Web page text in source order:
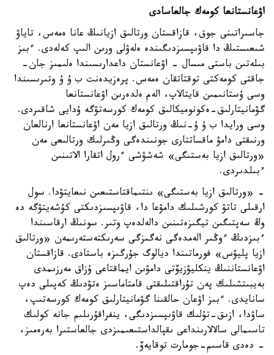
اۋعانستانعا كومەك جالعاسادى
جاسىراتىنى جوق، قازاقستان ورتالىق ازيانىڭ عانا ەمەس، تاياۋ
شىعىستىڭ دا قاۋىپسىزدىگىندە ەلەۋلى ورىن الىپ كەلەدى. ءبىز
بىلەتىن باستى مىسال - اۋعانستان داعدارىسىندا ەلىمىز جان-
جاقتى كومەكتى توقتاتقان ەمەس. پرەزيدەنت ب ۇ ۇ وتىرىسىندا
وسى ۇستانىمىن قايتالاپ، الەم ەلدەرىن اۋعانستانعا
گۋمانيتارلىق-ەكونوميكالىق كومەك كورسەتۋگە ۇدايى شاقىردى.
وسى ورايدا ب ۇ ۇ-نىڭ ورتالىق ازيا مەن اۋعانستانعا ارنالعان
ورنىقتى دامۋ ماقساتتارى جونىندەگى وڭىرلىك ورتالىعى مەن
«ورتالىق ازيا بەستىگى» شەشۋشى ءرول اتقارا الاتىنىن
ءبىلدىردى.
- «ورتالىق ازيا بەستىگى» ىنتىماقتاستىعىن نىعايتۋدا. سول
ارقىلى تاتۋ كورشىلىك دامۋعا دا، قاۋىپسىزدىكتى كۇشەيتۋگە دە
وڭ سەپتىگىن تيگىزەتىنىن دالەلدەپ وتىر. سونىڭ ارقاسىندا
ءبىزدىڭ ءوڭىر الەمدەگى نەگىزگى سەرىكتەستەرىمەن «ورتالىق
ازيا پليۋس» فورماتىندا ديالوگ جۇرگىزە باستادى. قازاقستان
اۋعانستاننىڭ ينكليۋزيۆتى دامۋىن ايماقتاعى ۇزاق مەرزىمدى
بەيبىتشىلىك پەن تۇراقتىلىقتى قامتاماسىز ەتۋدىڭ كەپىلى دەپ
سانايدى. ءبىز اۋعان حالقىنا گۋمانيتارلىق كومەك كورسەتىپ،
ساۋدا، ازىق-تۇلىك قاۋىپسىزدىگى، ينفراقۇرىلىم جانە كولىك
تاسىمالى سالالارىنداعى ىقپالداستىعىمىزدى جالعاستىرا بەرەمىز،
- دەدى قاسىم-جومارت توقايەۆ.